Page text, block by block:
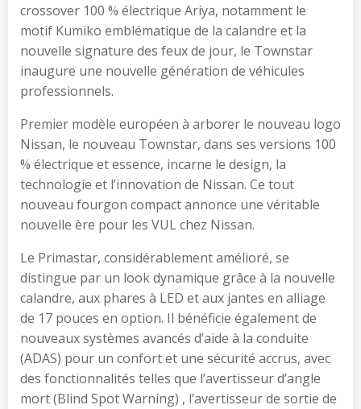
crossover 100 % électrique Ariya, notamment le
motif Kumiko emblématique de la calandre et la
nouvelle signature des feux de jour, le Townstar
inaugure une nouvelle génération de véhicules
professionnels.
Premier modèle européen à arborer le nouveau logo
Nissan, le nouveau Townstar, dans ses versions 100
% électrique et essence, incarne le design, la
technologie et l’innovation de Nissan. Ce tout
nouveau fourgon compact annonce une véritable
nouvelle ère pour les VUL chez Nissan.
Le Primastar, considérablement amélioré, se
distingue par un look dynamique grâce à la nouvelle
calandre, aux phares à LED et aux jantes en alliage
de 17 pouces en option. Il bénéficie également de
nouveaux systèmes avancés d’aide à la conduite
(ADAS) pour un confort et une sécurité accrus, avec
des fonctionnalités telles que l’avertisseur d’angle
mort (Blind Spot Warning) , l’avertisseur de sortie de